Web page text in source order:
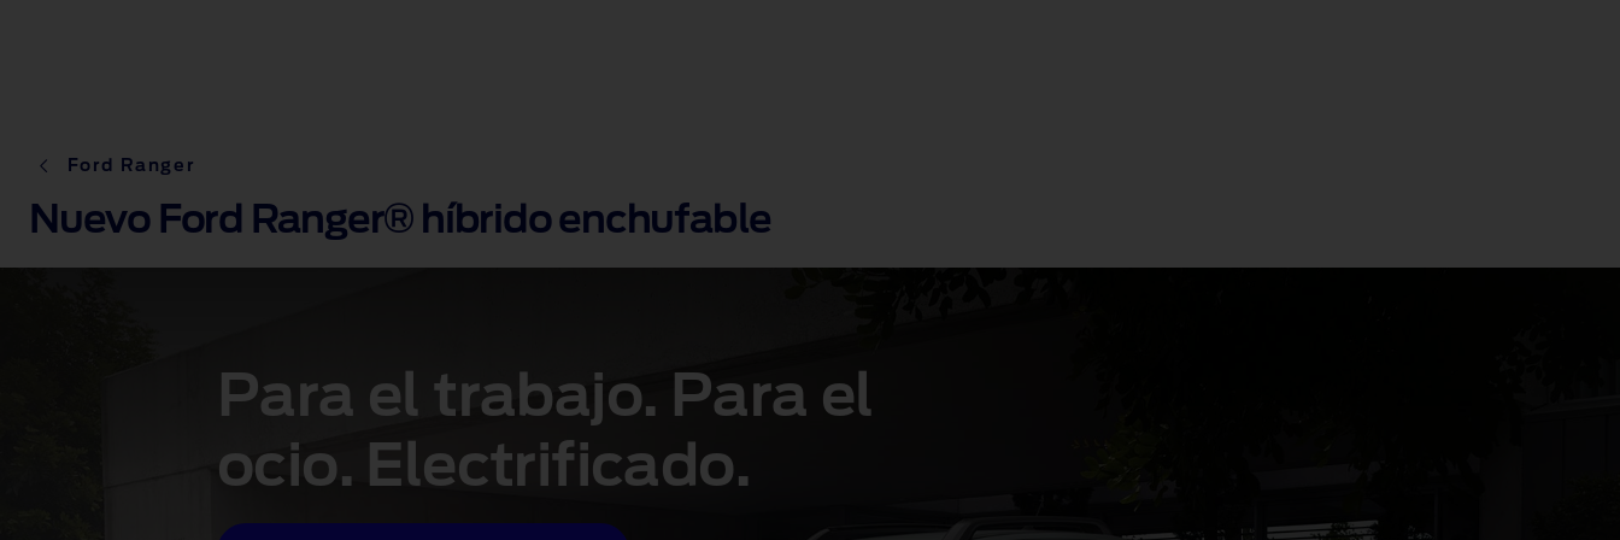
Ford Ranger
Nuevo Ford Ranger® híbrido enchufable
Para el trabajo. Para el
ocio. Electrificado.